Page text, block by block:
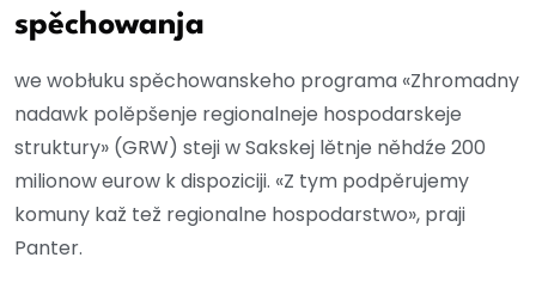
spěchowanja
we wobłuku spěchowanskeho programa «Zhromadny
nadawk polěpšenje regionalneje hospodarskeje
struktury» (GRW) steji w Sakskej lětnje něhdźe 200
milionow eurow k dispoziciji. «Z tym podpěrujemy
komuny kaž tež regionalne hospodarstwo», praji
Panter.